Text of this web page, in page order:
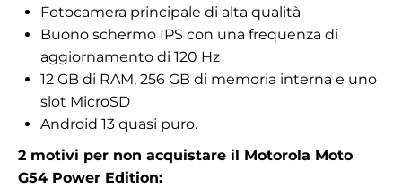
Fotocamera principale di alta qualità
Buono schermo IPS con una frequenza di
aggiornamento di 120 Hz
12 GB di RAM, 256 GB di memoria interna e uno
slot MicroSD
Android 13 quasi puro.
2 motivi per non acquistare il Motorola Moto
G54 Power Edition: